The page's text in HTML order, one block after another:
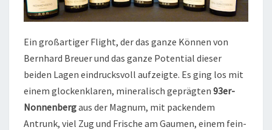
Ein großartiger Flight, der das ganze Können von
Bernhard Breuer und das ganze Potential dieser
beiden Lagen eindrucksvoll aufzeigte. Es ging los mit
einem glockenklaren, mineralisch geprägten 93er-
Nonnenbergaus der Magnum, mit packendem
Antrunk, viel Zug und Frische am Gaumen, einem fein-